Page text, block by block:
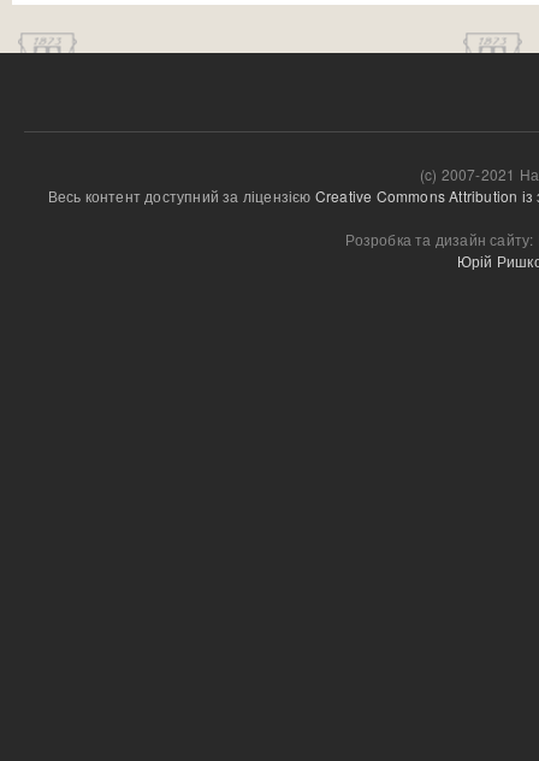
(c) 2007-2021
Весь контент доступний за ліцензією Creative Commons Attribution
Розробка та дизайн сайту:
Юрій